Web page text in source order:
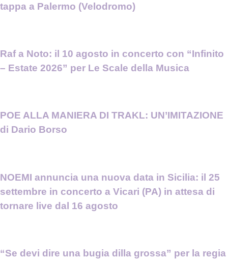
tappa a Palermo (Velodromo)
Raf a Noto: il 10 agosto in concerto con “Infinito
– Estate 2026” per Le Scale della Musica
POE ALLA MANIERA DI TRAKL: UN’IMITAZIONE
di Dario Borso
NOEMI annuncia una nuova data in Sicilia: il 25
settembre in concerto a Vicari (PA) in attesa di
tornare live dal 16 agosto
“Se devi dire una bugia dilla grossa” per la regia